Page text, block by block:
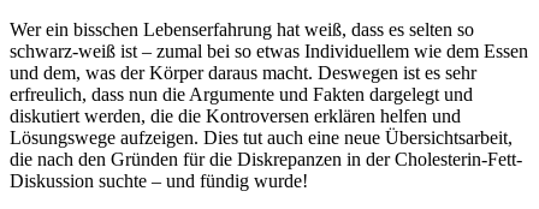
Wer ein bisschen Lebenserfahrung hat weiß, dass es selten so
schwarz-weiß ist – zumal bei so etwas Individuellem wie dem Essen
und dem, was der Körper daraus macht. Deswegen ist es sehr
erfreulich, dass nun die Argumente und Fakten dargelegt und
diskutiert werden, die die Kontroversen erklären helfen und
Lösungswege aufzeigen. Dies tut auch eine neue Übersichtsarbeit,
die nach den Gründen für die Diskrepanzen in der Cholesterin-Fett-
Diskussion suchte – und fündig wurde!